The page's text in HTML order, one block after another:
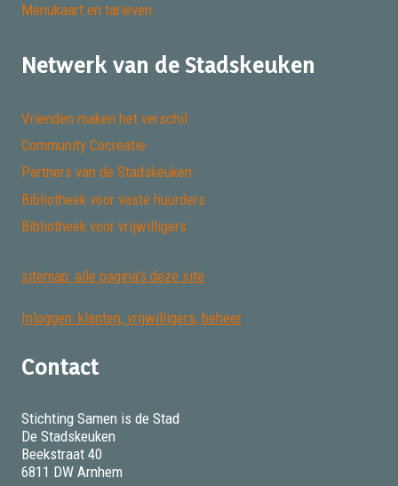
Menukaart en tarieven
Netwerk van de Stadskeuken
Vrienden maken het verschil
Community Cocreatie
Partners van de Stadskeuken
Bibliotheek voor vaste huurders
Bibliotheek voor vrijwilligers
sitemap: alle pagina's deze site
Inloggen: klanten, vrijwilligers, beheer
Contact
Stichting Samen is de Stad
De Stadskeuken
Beekstraat 40
6811 DW Arnhem